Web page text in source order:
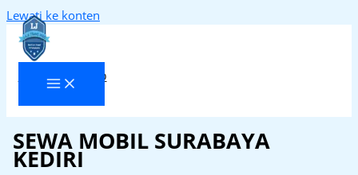
Lewati ke konten
Laja Transindo
SEWA MOBIL SURABAYA
KEDIRI